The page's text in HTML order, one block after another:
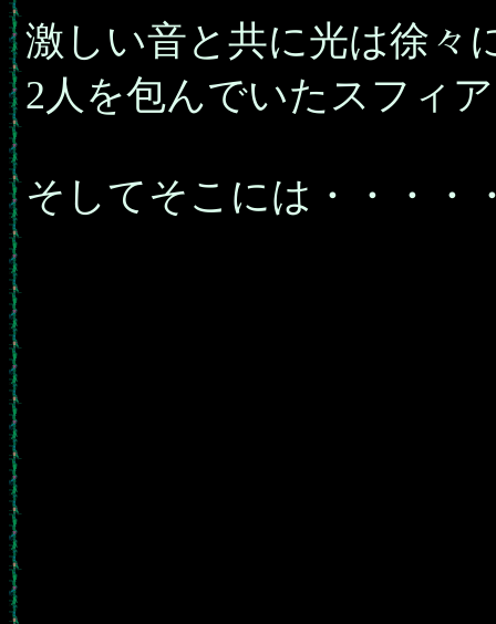
激しい音と共に光は徐々
2人を包んでいたスフィ
そしてそこには・・・・